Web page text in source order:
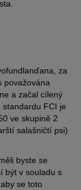
za
považována
a začal cílený
FCI je
ve skupině 2
salašničtí psi)
byste se
být v souladu s
se toto